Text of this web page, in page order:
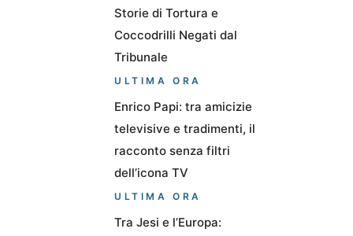
Storie di Tortura e
Coccodrilli Negati dal
Tribunale
ULTIMA ORA
Enrico Papi: tra amicizie
televisive e tradimenti, il
racconto senza filtri
dell’icona TV
ULTIMA ORA
Tra Jesi e l’Europa: